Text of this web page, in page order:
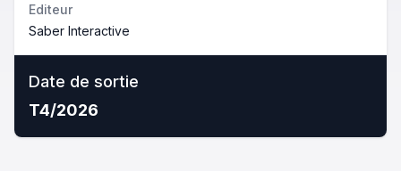
Editeur
Saber Interactive
Date de sortie
T4/2026